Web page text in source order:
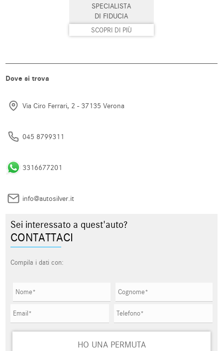
Sistema di avviso di distanza Sistema di chiamata d'emergenza
Sistema di parcheggio automatico
Specchietti laterali elettrici
Supporto lombare
assistito
Touch screen
Volante multifunzione
SPECIALISTA
DI FIDUCIA
SCOPRI DI PIÙ
Dove si trova
Via Ciro Ferrari, 2 - 37135 Verona
045 8799311
3316677201
info@autosilver.it
Sei interessato a quest'auto?
CONTATTACI
Compila i dati con:
HO UNA PERMUTA